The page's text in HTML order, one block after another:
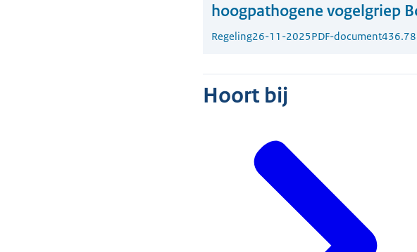
hoogpathogene vogelgriep
Regeling26-11-2025PDF-document436.78
Hoort bij